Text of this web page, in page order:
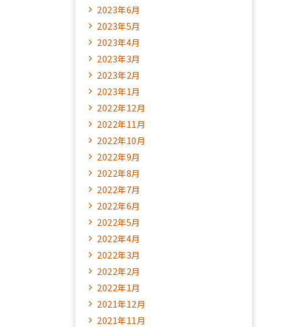
2023年6月
2023年5月
2023年4月
2023年3月
2023年2月
2023年1月
2022年12月
2022年11月
2022年10月
2022年9月
2022年8月
2022年7月
2022年6月
2022年5月
2022年4月
2022年3月
2022年2月
2022年1月
2021年12月
2021年11月